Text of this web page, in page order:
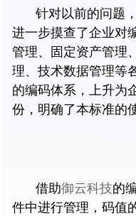
针对以前的问题，
进一步摸查了企业对
管理、固定资产管理
理、技术数据管理等
的编码体系，上升为
份，明确了本标准的
借助御云科技的
件中进行管理，码值